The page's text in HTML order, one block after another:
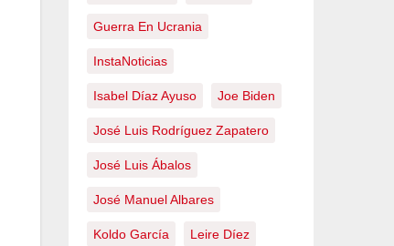
Guerra En Ucrania
InstaNoticias
Isabel Díaz Ayuso Joe Biden
José Luis Rodríguez Zapatero
José Luis Ábalos
José Manuel Albares
Koldo García Leire Díez